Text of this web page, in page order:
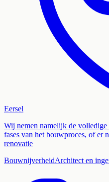
Eersel
Wij nemen namelijk de
fases van het bouwproces, of er
renovatie
BouwnijverheidArchitect en